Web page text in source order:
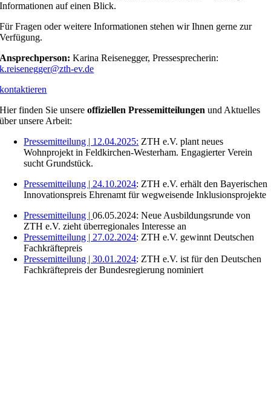
Informationen auf einen Blick.
Für Fragen oder weitere Informationen stehen wir Ihnen gerne zur
Verfügung.
Ansprechperson: Karina Reisenegger, Pressesprecherin:
k.reisenegger@zth-ev.de
kontaktieren
Hier finden Sie unsereoffiziellen Pressemitteilungen und Aktuelles
über unsere Arbeit:
Pressemitteilung | 12.04.2025: ZTH e.V. plant neues
Wohnprojekt in Feldkirchen-Westerham. Engagierter Verein
sucht Grundstück.
Pressemitteilung | 24.10.2024: ZTH e.V. erhält den Bayerischen
Innovationspreis Ehrenamt für wegweisende Inklusionsprojekte
Pressemitteilung |06.05.2024: Neue Ausbildungsrunde von
ZTH e.V. zieht überregionales Interesse an
Pressemitteilung | 27.02.2024: ZTH e.V. gewinnt Deutschen
Fachkräftepreis
Pressemitteilung | 30.01.2024: ZTH e.V. ist für den Deutschen
Fachkräftepreis der Bundesregierung nominiert